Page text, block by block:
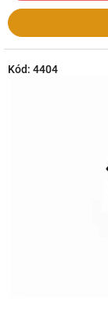
Kód: 4404